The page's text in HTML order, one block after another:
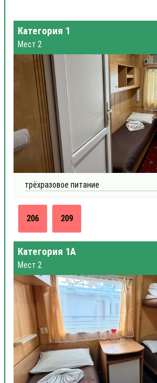
Категория 1
Мест 2
трёхразовое питание
206 209
Категория 1А
Мест 2